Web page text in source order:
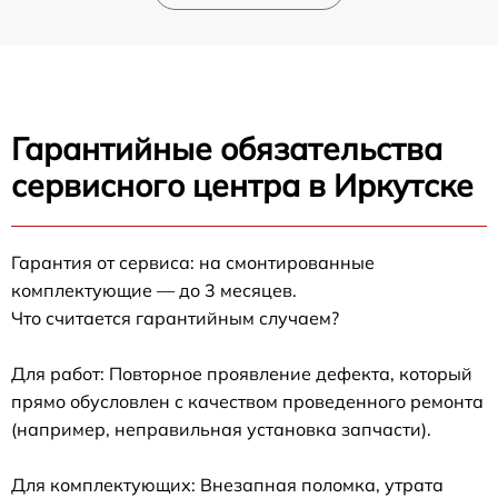
Гарантийные обязательства
сервисного центра в Иркутске
Гарантия от сервиса: на смонтированные
комплектующие — до 3 месяцев.
Что считается гарантийным случаем?
Для работ: Повторное проявление дефекта, который
прямо обусловлен с качеством проведенного ремонта
(например, неправильная установка запчасти).
Для комплектующих: Внезапная поломка, утрата